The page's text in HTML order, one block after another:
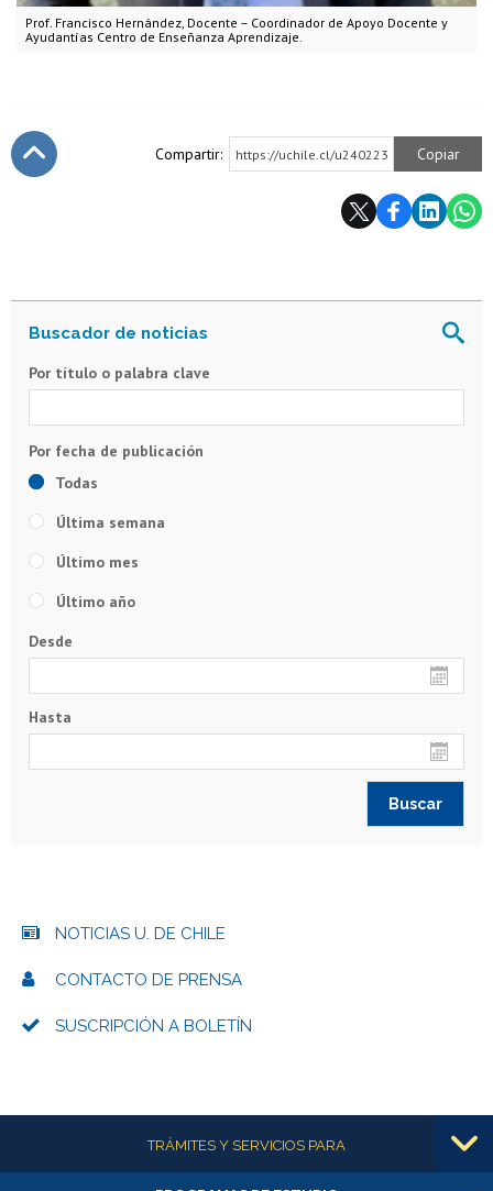
Prof. Francisco Hernández, Docente – Coordinador de Apoyo Docente y
Ayudantías Centro de Enseñanza Aprendizaje.
Compartir: https://uchile.cl/u240223 Copiar
Por título o palabra clave
Todas
Última semana
Último mes
Último año
Desde
Hasta
NOTICIAS U. DE CHILE
CONTACTO DE PRENSA
SUSCRIPCIÓN A BOLETÍN
Más informaciónTRÁMITES Y SERVICIOS PARA